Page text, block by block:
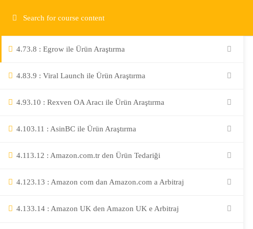
4.63.7 : Tactical Arbitraj ile Amazon dan Amazon a Arbitraj
4.73.8 : Egrow ile Ürün Araştırma
4.83.9 : Viral Launch ile Ürün Araştırma
4.93.10 : Rexven OA Aracı ile Ürün Araştırma
4.103.11 : AsinBC ile Ürün Araştırma
4.113.12 : Amazon.com.tr den Ürün Tedariği
4.123.13 : Amazon com dan Amazon.com a Arbitraj
4.133.14 : Amazon UK den Amazon UK e Arbitraj